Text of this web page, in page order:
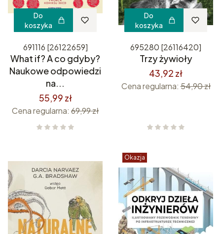
Do
koszyka
691116 [26122659]
What if? A co gdyby?
Naukowe odpowiedzi
na...
55,99 zł
Cena regularna: 69,99 zł
Do
koszyka
695280 [26116420]
Trzy żywioły
43,92 zł
Cena regularna: 54,90 zł
Okazja